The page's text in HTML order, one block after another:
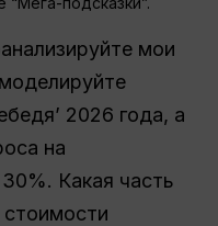
мои
2026 года, а
на
Какая часть